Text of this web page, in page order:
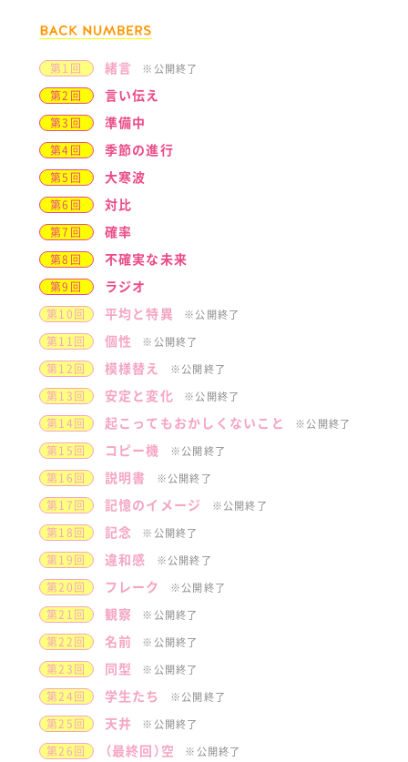
第1回 緒言 ※公開終了
第2回 言い伝え
第3回 準備中
第4回 季節の進行
第5回 大寒波
第6回 対比
第7回 確率
第8回 不確実な未来
第9回 ラジオ
第10回 平均と特異 ※公開終了
第11回 個性 ※公開終了
第12回 模様替え ※公開終了
第13回 安定と変化 ※公開終了
第14回 起こってもおかしくないこと ※公開終了
第15回 コピー機 ※公開終了
第16回 説明書 ※公開終了
第17回 記憶のイメージ ※公開終了
第18回 記念 ※公開終了
第19回 違和感 ※公開終了
第20回 フレーク ※公開終了
第21回 観察 ※公開終了
第22回 名前 ※公開終了
第23回 同型 ※公開終了
第24回 学生たち ※公開終了
第25回 天井 ※公開終了
第26回 （最終回）空 ※公開終了